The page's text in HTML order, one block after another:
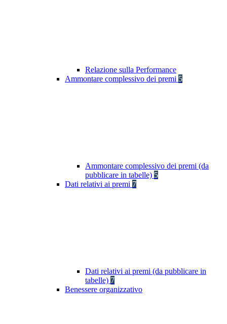
Relazione sulla Performance
Ammontare complessivo dei premi 5
Ammontare complessivo dei premi (da
pubblicare in tabelle) 5
Dati relativi ai premi 7
Dati relativi ai premi (da pubblicare in
tabelle) 7
Benessere organizzativo